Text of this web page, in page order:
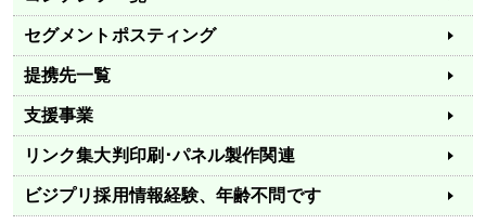
セグメントポスティング
提携先一覧
支援事業
リンク集大判印刷･パネル製作関連
ビジプリ採用情報経験、年齢不問です